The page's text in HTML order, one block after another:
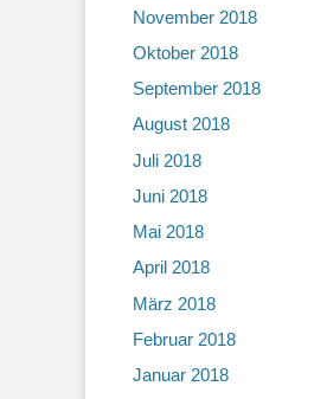
November 2018
Oktober 2018
September 2018
August 2018
Juli 2018
Juni 2018
Mai 2018
April 2018
März 2018
Februar 2018
Januar 2018